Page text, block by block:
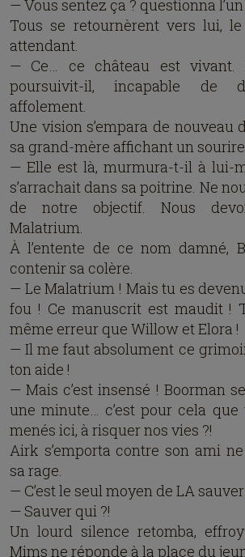
— Vous sentez ça ? questionna
Tous se retournèrent vers lui,
attendant.
— Ce… ce château est vivant.
poursuivit-il, incapable de
affolement.
Une vision s’empara de nouveau
sa grand-mère affichant un
— Elle est là, murmura-t-il à lui-
s’arrachait dans sa poitrine. Ne
de notre objectif. Nous
Malatrium.
À l’entente de ce nom damné,
contenir sa colère.
— Le Malatrium ! Mais tu es
fou ! Ce manuscrit est maudit !
même erreur que Willow et Elora !
— Il me faut absolument ce
ton aide !
— Mais c’est insensé ! Boorman
une minute… c’est pour cela
menés ici, à risquer nos vies ?!
Airk s’emporta contre son ami
sa rage.
— C’est le seul moyen de LA sauver
— Sauver qui ?!
Un lourd silence retomba,
Mims ne réponde à la place du